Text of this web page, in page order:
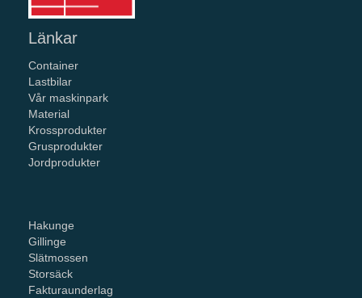
Länkar
Container
Lastbilar
Vår maskinpark
Material
Krossprodukter
Grusprodukter
Jordprodukter
Hakunge
Gillinge
Slätmossen
Storsäck
Fakturaunderlag